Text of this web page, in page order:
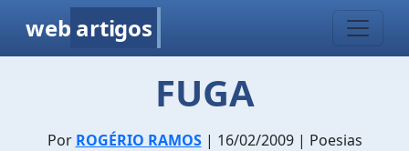
web artigos
FUGA
Por ROGÉRIO RAMOS| 16/02/2009 | Poesias